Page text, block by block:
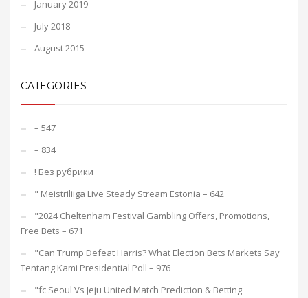
January 2019
July 2018
August 2015
CATEGORIES
– 547
– 834
! Без рубрики
"️ Meistriliiga Live Steady Stream Estonia – 642
"2024 Cheltenham Festival Gambling Offers, Promotions,
Free Bets – 671
"Can Trump Defeat Harris? What Election Bets Markets Say
Tentang Kami Presidential Poll – 976
"fc Seoul Vs Jeju United Match Prediction & Betting